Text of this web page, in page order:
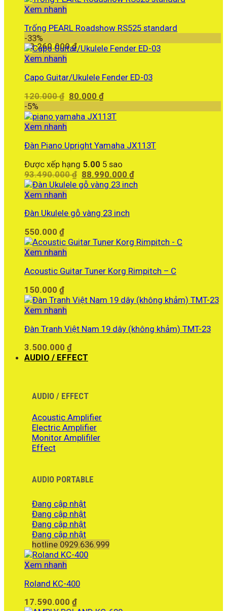
Xem nhanh
Trống PEARL Roadshow RS525 standard
12.260.000₫
-33%
Xem nhanh
Capo Guitar/Ukulele Fender ED-03
120.000₫ Giá
là:
80.000₫Giá
tại
-5%
Xem nhanh
Đàn Piano Upright Yamaha JX113T
Được xếp hạng 5.00 5 sao
93.490.000₫ Giá
gốc
88.990.000₫Giá
hiện
Xem nhanh
Đàn Ukulele gỗ vàng 23 inch
550.000 ₫
Xem nhanh
Acoustic Guitar Tuner Korg Rimpitch – C
150.000 ₫
Xem nhanh
Đàn Tranh Việt Nam 19 dây (không khảm) TMT-23
3.500.000 ₫
AUDIO / EFFECT
AUDIO / EFFECT
Acoustic Amplifier
Electric Amplifier
Monitor Amplifiler
Effect
AUDIO PORTABLE
Đang cập nhật
Đang cập nhật
Đang cập nhật
Đang cập nhật
hotline 0929.636.999
Xem nhanh
Roland KC-400
17.590.000 ₫